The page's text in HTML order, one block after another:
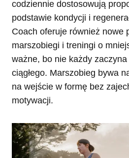
codziennie dostosowują
podstawie kondycji i
Coach oferuje również nowe
marszobiegi i treningi o
ważne, bo nie każdy
ciągłego. Marszobieg bywa
na wejście w formę bez
motywacji.